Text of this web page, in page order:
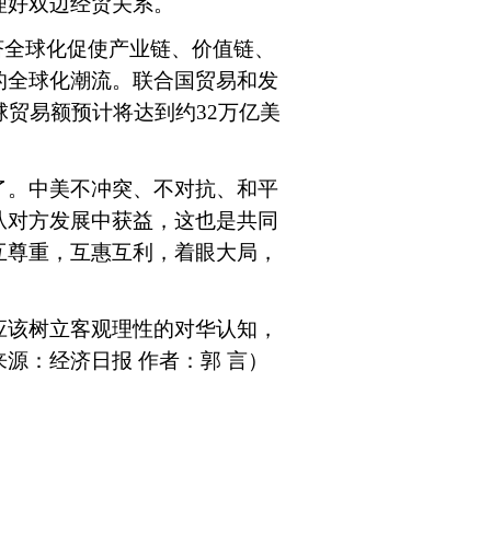
球化促使产业链、价值链、
球化潮流。联合国贸易和发
贸易额预计将达到约32万亿美
中美不冲突、不对抗、和平
方发展中获益，这也是共同
重，互惠互利，着眼大局，
树立客观理性的对华认知，
：经济日报 作者：郭 言）